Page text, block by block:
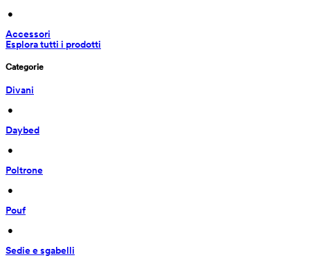
•
Accessori
Esplora tutti i prodotti
Categorie
Divani
•
Daybed
•
Poltrone
•
Pouf
•
Sedie e sgabelli